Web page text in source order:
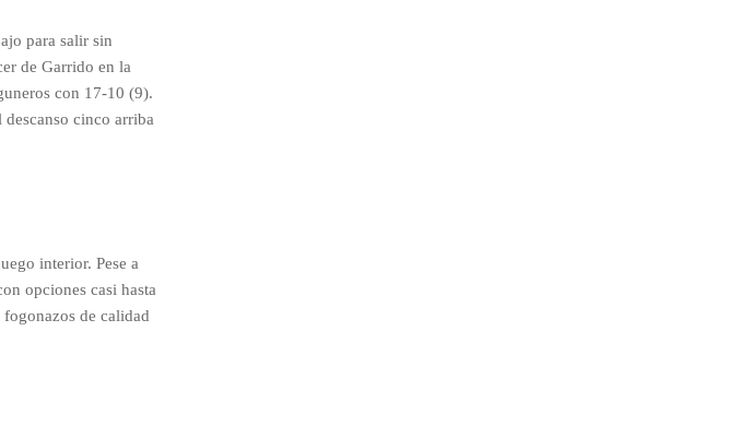
para salir sin
de Garrido en la
con 17-10 (9).
cinco arriba
interior. Pese a
opciones casi hasta
de calidad